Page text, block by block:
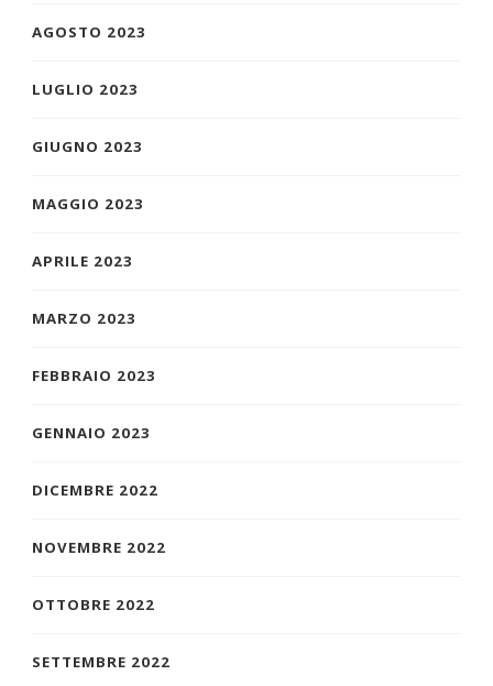
AGOSTO 2023
LUGLIO 2023
GIUGNO 2023
MAGGIO 2023
APRILE 2023
MARZO 2023
FEBBRAIO 2023
GENNAIO 2023
DICEMBRE 2022
NOVEMBRE 2022
OTTOBRE 2022
SETTEMBRE 2022